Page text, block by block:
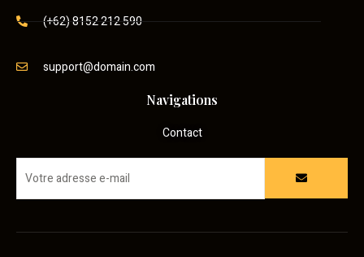
(+62) 8152 212 590
support@domain.com
Navigations
Contact